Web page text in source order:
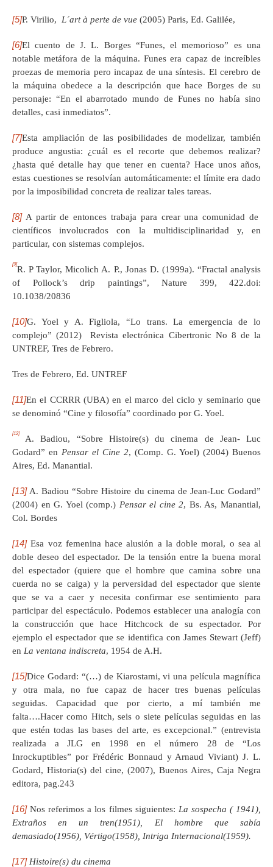
[5]P. Virilio, L´art à perte de vue (2005) Paris, Ed. Galilée,
[6]El cuento de J. L. Borges “Funes, el memorioso” es una
notable metáfora de la máquina. Funes era capaz de increíbles
proezas de memoria pero incapaz de una síntesis. El cerebro de
la máquina obedece a la descripción que hace Borges de su
personaje: “En el abarrotado mundo de Funes no había sino
detalles, casi inmediatos”.
[7]Esta ampliación de las posibilidades de modelizar, también
produce angustia: ¿cuál es el recorte que debemos realizar?
¿hasta qué detalle hay que tener en cuenta? Hace unos años,
estas cuestiones se resolvían automáticamente: el límite era dado
por la imposibilidad concreta de realizar tales tareas.
[8]A partir de entonces trabaja para crear una comunidad de
científicos involucrados con la multidisciplinaridad y, en
particular, con sistemas complejos.
[9]
R. P Taylor, Micolich A. P., Jonas D. (1999a). “Fractal analysis
of Pollock’s drip paintings”, Nature 399, 422.doi:
10.1038/20836
[10]G. Yoel y A. Figliola, “Lo trans. La emergencia de lo
complejo” (2012) Revista electrónica Cibertronic No 8 de la
UNTREF, Tres de Febrero.
Tres de Febrero, Ed. UNTREF
[11]En el CCRRR (UBA) en el marco del ciclo y seminario que
se denominó “Cine y filosofía” coordinado por G. Yoel.
[12]
A. Badiou, “Sobre Histoire(s) du cinema de Jean- Luc
Godard” en Pensar el Cine 2, (Comp. G. Yoel) (2004) Buenos
Aires, Ed. Manantial.
[13]A. Badiou “Sobre Histoire du cinema de Jean-Luc Godard”
(2004) en G. Yoel (comp.) Pensar el cine 2, Bs. As, Manantial,
Col. Bordes
[14]Esa voz femenina hace alusión a la doble moral, o sea al
doble deseo del espectador. De la tensión entre la buena moral
del espectador (quiere que el hombre que camina sobre una
cuerda no se caiga) y la perversidad del espectador que siente
que se va a caer y necesita confirmar ese sentimiento para
participar del espectáculo. Podemos establecer una analogía con
la construcción que hace Hitchcock de su espectador. Por
ejemplo el espectador que se identifica con James Stewart (Jeff)
en La ventana indiscreta, 1954 de A.H.
[15]Dice Godard: “(…) de Kiarostami, vi una película magnífica
y otra mala, no fue capaz de hacer tres buenas películas
seguidas. Capacidad que por cierto, a mí también me
falta….Hacer como Hitch, seis o siete películas seguidas en las
que estén todas las bases del arte, es excepcional.” (entrevista
realizada a JLG en 1998 en el número 28 de “Los
Inrockuptibles” por Frédéric Bonnaud y Arnaud Viviant) J. L.
Godard, Historia(s) del cine, (2007), Buenos Aires, Caja Negra
editora, pag.243
[16]Nos referimos a los filmes siguientes: La sospecha ( 1941),
Extraños en un tren(1951), El hombre que sabía
demasiado(1956), Vértigo(1958), Intriga Internacional(1959).
[17] Histoire(s) du cinema